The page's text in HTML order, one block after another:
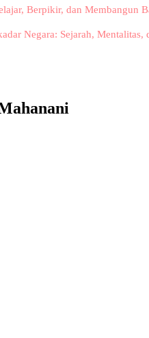
Berpikir, dan Membangun
Negara: Sejarah, Mentalitas,